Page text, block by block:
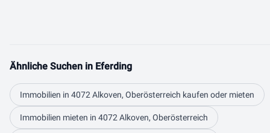
Ähnliche Suchen in Eferding
Immobilien in 4072 Alkoven, Oberösterreich kaufen oder mieten
Immobilien mieten in 4072 Alkoven, Oberösterreich